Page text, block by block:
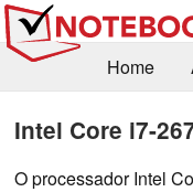
Home
Intel Core i7-
O processador Intel